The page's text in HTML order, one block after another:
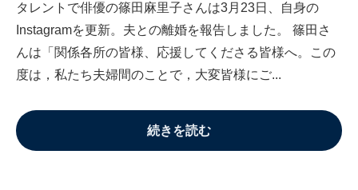
タレントで俳優の篠田麻里子さんは3月23日、自身の
Instagramを更新。夫との離婚を報告しました。 篠田さ
んは「関係各所の皆様、応援してくださる皆様へ。この
度は，私たち夫婦間のことで，大変皆様にご...
続きを読む